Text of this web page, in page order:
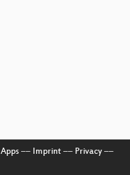
Apps–– Imprint–– Privacy––